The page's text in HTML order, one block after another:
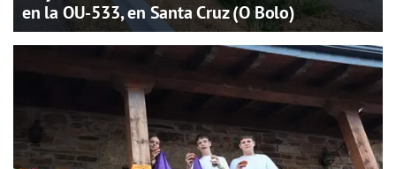
en la OU-533, en Santa Cruz (O Bolo)